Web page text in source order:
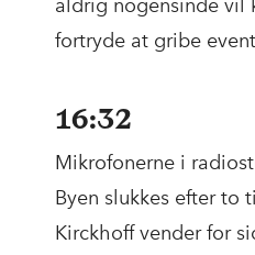
aldrig nogensinde vil
fortryde at gribe
16:32
Mikrofonerne i
Byen slukkes efter to
Kirckhoff vender for